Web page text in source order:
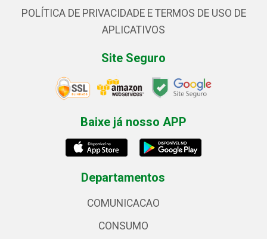
POLÍTICA DE PRIVACIDADE E TERMOS DE USO DE
APLICATIVOS
Site Seguro
Baixe já nosso APP
Departamentos
COMUNICACAO
CONSUMO